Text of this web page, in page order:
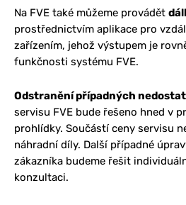
Na FVE také můžeme provádět
prostřednictvím aplikace pro
zařízením, jehož výstupem je
funkčnosti systému FVE.
Odstranění případných
servisu FVE bude řešeno hned v
prohlídky. Součástí ceny servisu
náhradní díly. Další případné
zákazníka budeme řešit
konzultaci.